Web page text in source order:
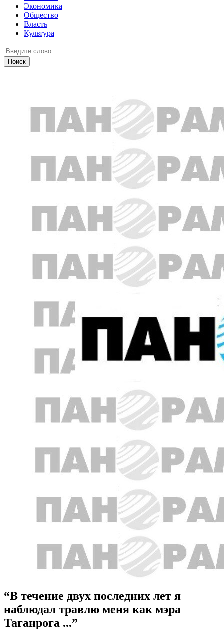
Экономика
Общество
Власть
Культура
“В течение двух последних лет я
наблюдал травлю меня как мэра
Таганрога ...”